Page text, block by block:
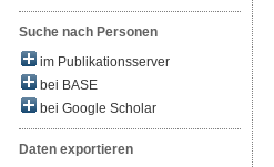
Suche nach Personen
im Publikationsserver
bei BASE
bei Google Scholar
Daten exportieren